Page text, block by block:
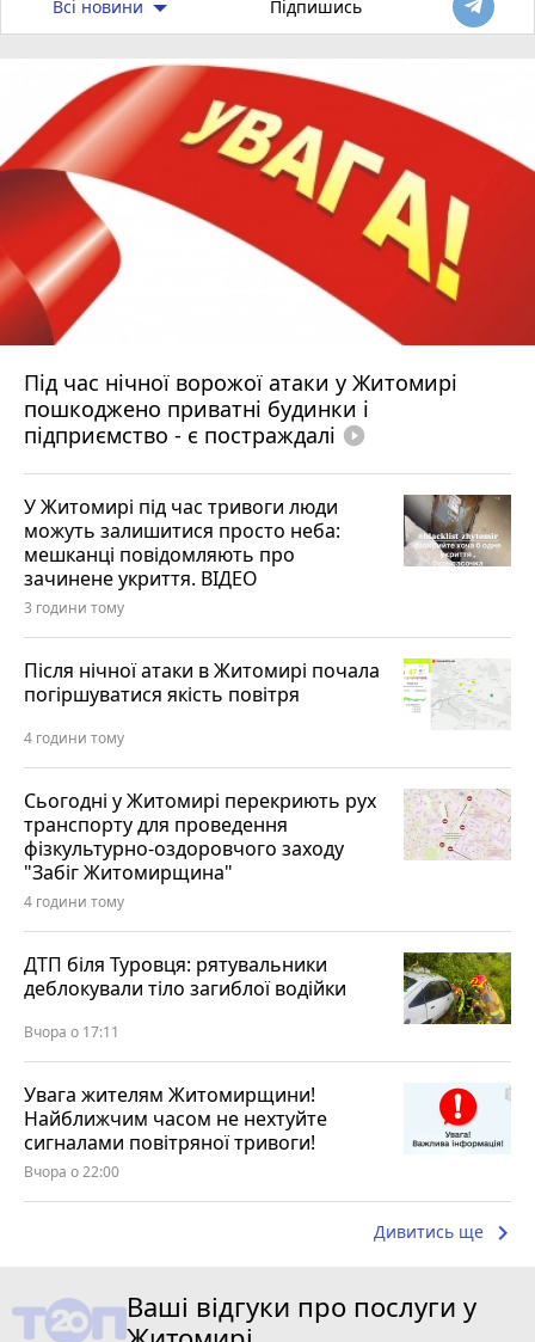
Всі новини Підпишись
Під час нічної ворожої атаки у Житомирі
пошкоджено приватні будинки і
підприємство - є постраждалі play_circle_filled
У Житомирі під час тривоги люди
можуть залишитися просто неба:
мешканці повідомляють про
зачинене укриття. ВІДЕО
3 години тому
Після нічної атаки в Житомирі почала
погіршуватися якість повітря
4 години тому
Сьогодні у Житомирі перекриють рух
транспорту для проведення
фізкультурно-оздоровчого заходу
"Забіг Житомирщина"
4 години тому
ДТП біля Туровця: рятувальники
деблокували тіло загиблої водійки
Вчора о 17:11
Увага жителям Житомирщини!
Найближчим часом не нехтуйте
сигналами повітряної тривоги!
Вчора о 22:00
Дивитись ще keyboard_arrow_right
Ваші відгуки про послуги у